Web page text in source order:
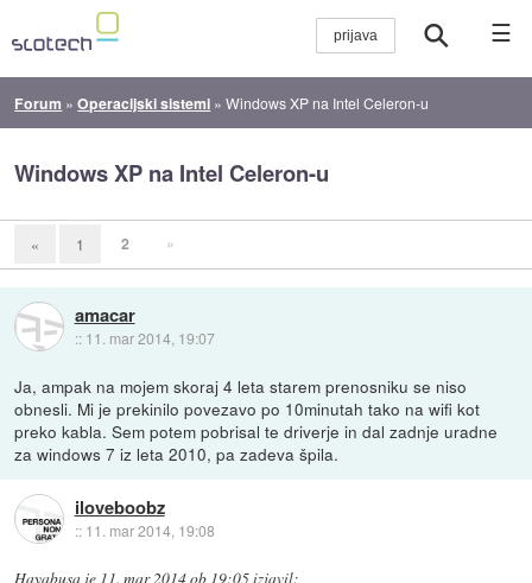
☰
Forum »Operacijski sistemi »Windows XP na Intel Celeron-u
Windows XP na Intel Celeron-u
« 1 2 »
amacar
:: 11. mar 2014, 19:07
Ja, ampak na mojem skoraj 4 leta starem prenosniku se niso
obnesli. Mi je prekinilo povezavo po 10minutah tako na wifi kot
preko kabla. Sem potem pobrisal te driverje in dal zadnje uradne
za windows 7 iz leta 2010, pa zadeva špila.
iloveboobz
:: 11. mar 2014, 19:08
Hayabusa je 11. mar 2014 ob 19:05izjavil: